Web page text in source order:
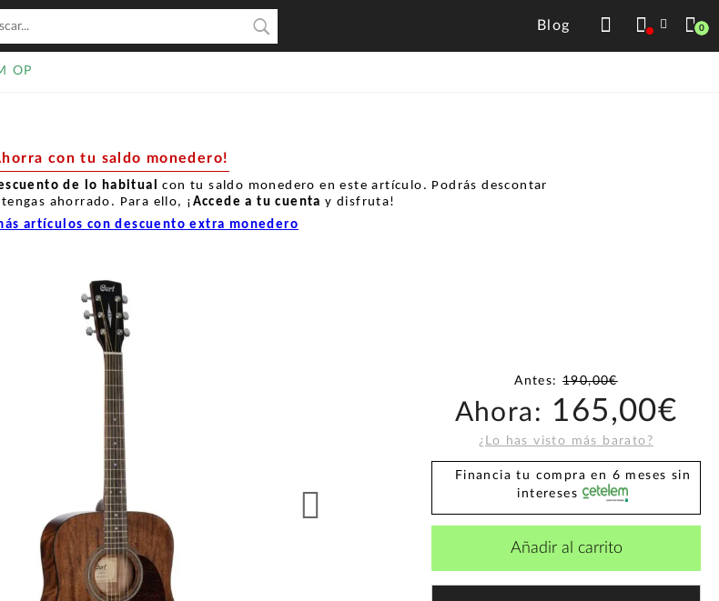
Blog 0
OP
con tu saldo monedero!
de lo habitual con tu saldo monedero en este artículo. Podrás descontar
ahorrado. Para ello, ¡ Accede a tu cuenta y disfruta!
artículos con descuento extra monedero
Antes: 190,00€
Ahora: 165,00€
¿Lo has visto más barato?
Financia tu compra en 6 meses sin
intereses
Añadir al carrito